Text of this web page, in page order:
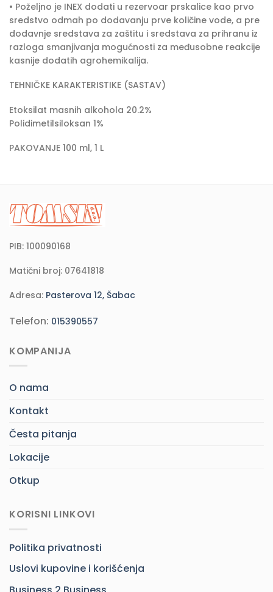
• Poželjno je INEX dodati u rezervoar prskalice kao prvo
sredstvo odmah po dodavanju prve količine vode, a pre
dodavnje sredstava za zaštitu i sredstava za prihranu iz
razloga smanjivanja mogućnosti za međusobne reakcije
kasnije dodatih agrohemikalija.
TEHNIČKE KARAKTERISTIKE (SASTAV)
Etoksilat masnih alkohola 20.2%
Polidimetilsiloksan 1%
PAKOVANJE 100 ml, 1 L
PIB: 100090168
Matični broj: 07641818
Adresa: Pasterova 12, Šabac
Telefon: 015390557
KOMPANIJA
O nama
Kontakt
Česta pitanja
Lokacije
Otkup
KORISNI LINKOVI
Politika privatnosti
Uslovi kupovine i korišćenja